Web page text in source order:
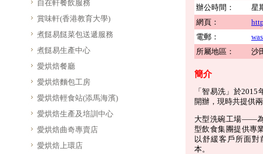
自在軒餐飲服務
賞味軒(香港教育大學)
煮餸易餸菜包送遞服務
煮餸易生產中心
愛烘焙餐廳
愛烘焙麵包工房
愛烘焙輕食站(添馬海濱)
愛烘焙生產及培訓中心
愛烘焙曲奇專賣店
愛烘焙上環店
辦公時間：
星
網頁：
電郵：
所屬地區：
沙
簡介
「智易洗」於
開辦，現時共提供
大型洗碗工場——
型飲食集團提供專
以舒緩客戶所面
本。